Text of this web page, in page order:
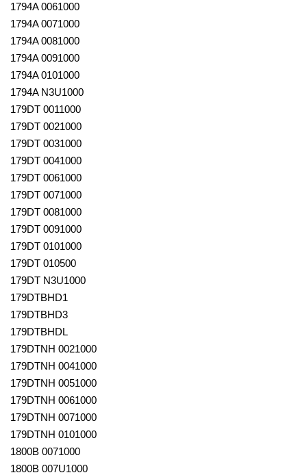
1794A 0061000
1794A 0071000
1794A 0081000
1794A 0091000
1794A 0101000
1794A N3U1000
179DT 0011000
179DT 0021000
179DT 0031000
179DT 0041000
179DT 0061000
179DT 0071000
179DT 0081000
179DT 0091000
179DT 0101000
179DT 010500
179DT N3U1000
179DTBHD1
179DTBHD3
179DTBHDL
179DTNH 0021000
179DTNH 0041000
179DTNH 0051000
179DTNH 0061000
179DTNH 0071000
179DTNH 0101000
1800B 0071000
1800B 007U1000